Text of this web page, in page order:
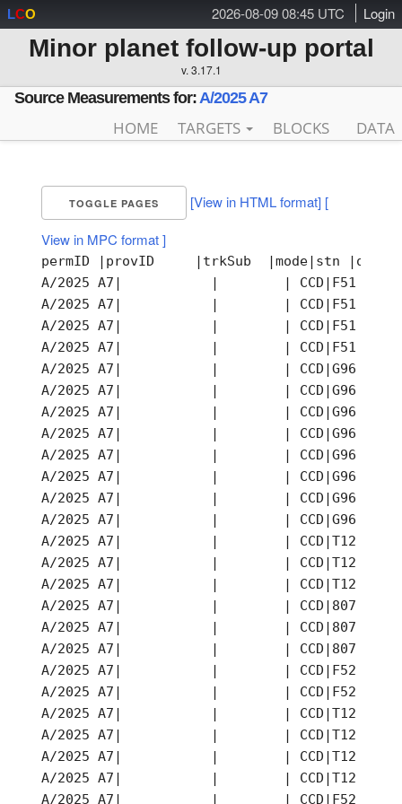
2026-08-09 08:45 UTC Login
LCO
Minor planet follow-up portal
v. 3.17.1
Source Measurements for:A/2025 A7
HOME TARGETS BLOCKS DATA
TOGGLE PAGES [View in HTML format] [
View in MPC format ]
permID |provID     |trkSub  |mode|stn
A/2025 A7|           |        | CCD|F51
A/2025 A7|           |        | CCD|F51
A/2025 A7|           |        | CCD|F51
A/2025 A7|           |        | CCD|F51
A/2025 A7|           |        | CCD|G96
A/2025 A7|           |        | CCD|G96
A/2025 A7|           |        | CCD|G96
A/2025 A7|           |        | CCD|G96
A/2025 A7|           |        | CCD|G96
A/2025 A7|           |        | CCD|G96
A/2025 A7|           |        | CCD|G96
A/2025 A7|           |        | CCD|G96
A/2025 A7|           |        | CCD|T12
A/2025 A7|           |        | CCD|T12
A/2025 A7|           |        | CCD|T12
A/2025 A7|           |        | CCD|807 |2025-
A/2025 A7|           |        | CCD|807 |2025-
A/2025 A7|           |        | CCD|807 |2025-
A/2025 A7|           |        | CCD|F52
A/2025 A7|           |        | CCD|F52
A/2025 A7|           |        | CCD|T12
A/2025 A7|           |        | CCD|T12
A/2025 A7|           |        | CCD|T12
A/2025 A7|           |        | CCD|T12
A/2025 A7|           |        | CCD|F52